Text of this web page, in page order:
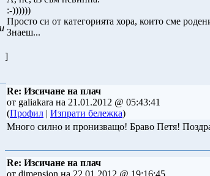
:-))))))
Просто си от категорията хора, които сме
Знаеш...
]
Re: Изсичане на плач
от galiakara на 21.01.2012 @ 05:43:41
(Профил | Изпрати бележка)
Много силно и пронизващо! Браво Петя!
Re: Изсичане на плач
от dimension на 22.01.2012 @ 19:16:45